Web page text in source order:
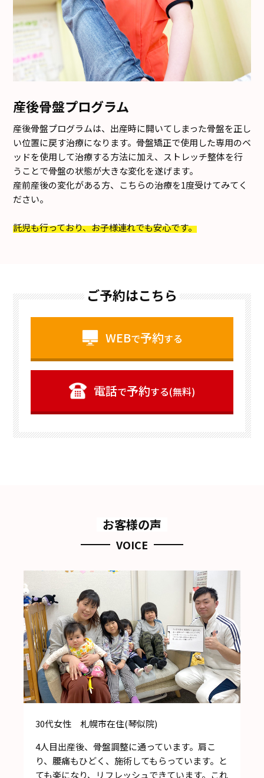
産後骨盤プログラム
産後骨盤プログラムは、出産時に開いてしまった骨盤を正し
い位置に戻す治療になります。骨盤矯正で使用した専用のベ
ッドを使用して治療する方法に加え、ストレッチ整体を行
うことで骨盤の状態が大きな変化を遂げます。
産前産後の変化がある方、こちらの治療を1度受けてみてく
ださい。
託児も行っており、お子様連れでも安心です。
ご予約はこちら
WEBで予約する
電話で予約する(無料)
お客様の声
VOICE
30代女性 札幌市在住(琴似院)
4人目出産後、骨盤調整に通っています。肩こ
り、腰痛もひどく、施術してもらっています。と
ても楽になり、リフレッシュできています。これ